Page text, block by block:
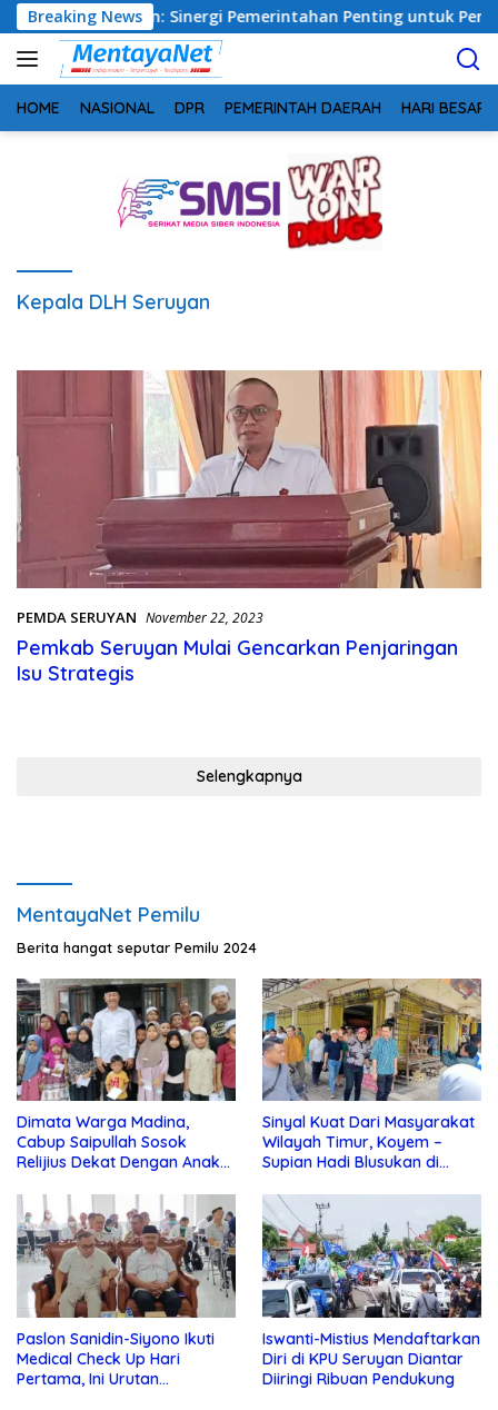
Langsung
ke
konten
Breaking News
Safrudin: Sinergi Pemerintahan Penting untuk Perkuat
HOME NASIONAL DPR PEMERINTAH DAERAH HARI BESAR
Kepala DLH Seruyan
PEMDA SERUYAN November 22, 2023
Pemkab Seruyan Mulai Gencarkan Penjaringan
Isu Strategis
Selengkapnya
MentayaNet Pemilu
Berita hangat seputar Pemilu 2024
Dimata Warga Madina,
Cabup Saipullah Sosok
Relijius Dekat Dengan Anak
Sinyal Kuat Dari Masyarakat
Wilayah Timur, Koyem –
Supian Hadi Blusukan di
Paslon Sanidin-Siyono Ikuti
Medical Check Up Hari
Pertama, Ini Urutan
Iswanti-Mistius Mendaftarkan
Diri di KPU Seruyan Diantar
Diiringi Ribuan Pendukung